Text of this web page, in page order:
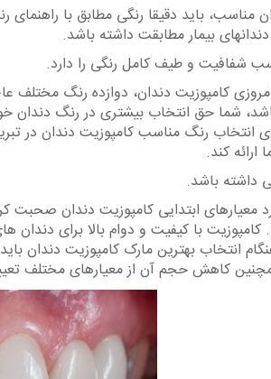
مناسب، باید دقیقا رنگی مطابق با
بیمار مطابقت داشته باشد.
شفافیت و طیف کامل رنگی را دارد.
کامپوزیت دندان، دوازده رنگ
شما حق انتخاب بیشتری در رنگ دندان
انتخاب رنگ مناسب کامپوزیت دندان در
ارائه کند.
داشته باشد.
معیارهای ابتدایی کامپوزیت دندان
کامپوزیت با کیفیت و دوام بالا برای
انتخاب بهترین مارک کامپوزیت دندان
کاهش حجم آن از معیارهای مختلف